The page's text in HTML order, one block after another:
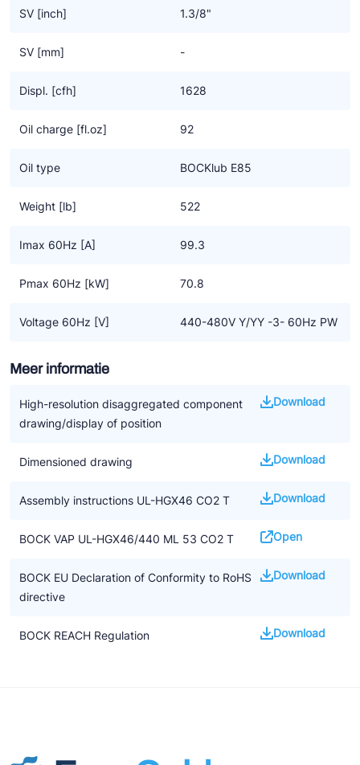
tegelijkertijd even robuust zijn
koel- of verwarmingscapaciteit
meer opbrengst
• Hoge efficiency tegen de laagste bedrijfskosten
kwaliteit componenten
oliepomp
geluidsarm
mogelijk toepassingen
Belangrijke informatie
• CO2 applicaties vragen om een nieuw soort systeem en
controle
• Het is nog geen algemene oplossing voor het vervangen van
• De aanwijzingen in de handleiding voor het installeren van CO2
• We benadrukken dat alle beschikbare informatie gebaseerd is
op de op dat moment geldende kennisniveau. Het kan zijn dat
dit op termijn gewijzigd wordt door nieuwe ontwikkelingen
Underwriters Laboratories gecertificeerd. Underwriters
Laboratories Inc. (UL) uit de USA is een door de U.S. Federal
Agency OSHA (Occupational Safety and Health Administration)
erkend laboratorium dat producten en componenten test op
SV [inch] 1.3/8"
SV [mm] -
Displ. [cfh] 1628
Oil charge [fl.oz] 92
Oil type BOCKlub E85
Weight [lb] 522
Imax 60Hz [A] 99.3
Pmax 60Hz [kW] 70.8
Voltage 60Hz [V] 440-480V Y/YY -3- 60Hz PW
Meer informatie
High-resolution disaggregated component
drawing/display of position
Download
Dimensioned drawing Download
Assembly instructions UL-HGX46 CO2 T Download
BOCK VAP UL-HGX46/440 ML 53 CO2 T Open
BOCK EU Declaration of Conformity to RoHS
directive
Download
BOCK REACH Regulation Download